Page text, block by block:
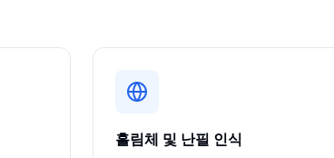
흘림체 및 난필 인식